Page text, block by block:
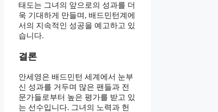
태도는 그녀의 앞으로의 성과를 더
욱 기대하게 만들며, 배드민턴계에
서의 지속적인 성공을 예고하고 있
습니다.
결론
안세영은 배드민턴 세계에서 눈부
신 성과를 거두며 많은 팬들과 전
문가들로부터 높은 평가를 받고 있
는 선수입니다. 그녀의 노력과 헌